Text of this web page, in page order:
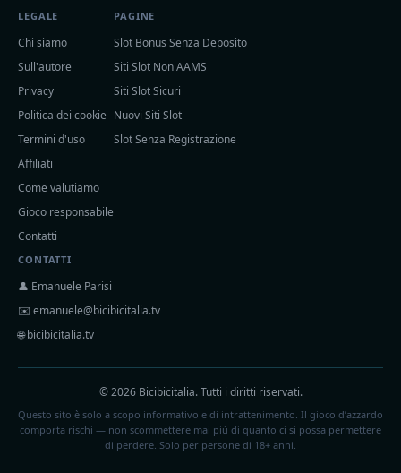
LEGALE
Chi siamo
Sull'autore
Privacy
Politica dei cookie
Termini d'uso
Affiliati
Come valutiamo
Gioco responsabile
Contatti
PAGINE
Slot Bonus Senza Deposito
Siti Slot Non AAMS
Siti Slot Sicuri
Nuovi Siti Slot
Slot Senza Registrazione
CONTATTI
👤 Emanuele Parisi
✉️ emanuele@bicibicitalia.tv
🌐 bicibicitalia.tv
© 2026 Bicibicitalia. Tutti i diritti riservati.
Questo sito è solo a scopo informativo e di intrattenimento. Il gioco d’azzardo
comporta rischi — non scommettere mai più di quanto ci si possa permettere
di perdere. Solo per persone di 18+ anni.